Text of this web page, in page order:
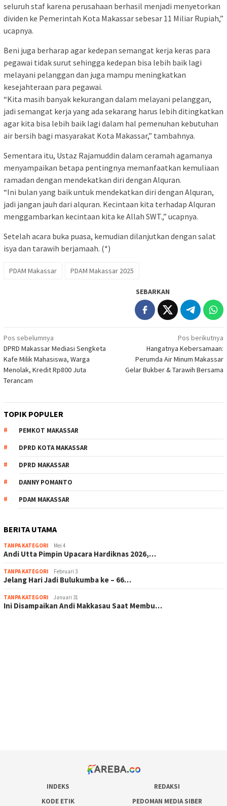
seluruh staf karena perusahaan berhasil menjadi menyetorkan
dividen ke Pemerintah Kota Makassar sebesar 11 Miliar Rupiah,”
ucapnya.
Beni juga berharap agar kedepan semangat kerja keras para
pegawai tidak surut sehingga kedepan bisa lebih baik lagi
melayani pelanggan dan juga mampu meningkatkan
kesejahteraan para pegawai.
“Kita masih banyak kekurangan dalam melayani pelanggan,
jadi semangat kerja yang ada sekarang harus lebih ditingkatkan
agar kita bisa lebih baik lagi dalam hal pemenuhan kebutuhan
air bersih bagi masyarakat Kota Makassar,” tambahnya.
Sementara itu, Ustaz Rajamuddin dalam ceramah agamanya
menyampaikan betapa pentingnya memanfaatkan kemuliaan
ramadan dengan mendekatkan diri dengan Alquran.
“Ini bulan yang baik untuk mendekatkan diri dengan Alquran,
jadi jangan jauh dari alquran. Kecintaan kita terhadap Alquran
menggambarkan kecintaan kita ke Allah SWT.,” ucapnya.
Setelah acara buka puasa, kemudian dilanjutkan dengan salat
isya dan tarawih berjamaah. (*)
PDAM Makassar PDAM Makassar 2025
SEBARKAN
Navigasi
pos
Pos sebelumnya
DPRD Makassar Mediasi Sengketa
Kafe Milik Mahasiswa, Warga
Menolak, Kredit Rp800 Juta
Terancam
Pos berikutnya
Hangatnya Kebersamaan:
Perumda Air Minum Makassar
Gelar Bukber & Tarawih Bersama
TOPIK POPULER
PEMKOT MAKASSAR
DPRD KOTA MAKASSAR
DPRD MAKASSAR
DANNY POMANTO
PDAM MAKASSAR
BERITA UTAMA
TANPA KATEGORI Mei 4
Andi Utta Pimpin Upacara Hardiknas 2026,…
TANPA KATEGORI Februari 3
Jelang Hari Jadi Bulukumba ke – 66…
TANPA KATEGORI Januari 31
Ini Disampaikan Andi Makkasau Saat Membu…
INDEKS
REDAKSI
KODE ETIK
PEDOMAN MEDIA SIBER